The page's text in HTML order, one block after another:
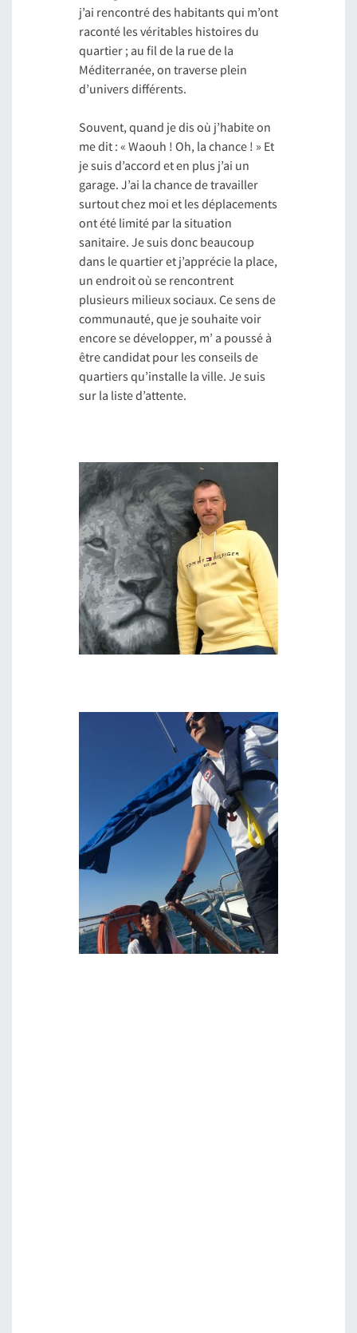
j’ai rencontré des habitants qui m’ont
raconté les véritables histoires du
quartier ; au fil de la rue de la
Méditerranée, on traverse plein
d’univers différents.
Souvent, quand je dis où j’habite on
me dit : « Waouh ! Oh, la chance ! » Et
je suis d’accord et en plus j’ai un
garage. J’ai la chance de travailler
surtout chez moi et les déplacements
ont été limité par la situation
sanitaire. Je suis donc beaucoup
dans le quartier et j’apprécie la place,
un endroit où se rencontrent
plusieurs milieux sociaux. Ce sens de
communauté, que je souhaite voir
encore se développer, m’ a poussé à
être candidat pour les conseils de
quartiers qu’installe la ville. Je suis
sur la liste d’attente.